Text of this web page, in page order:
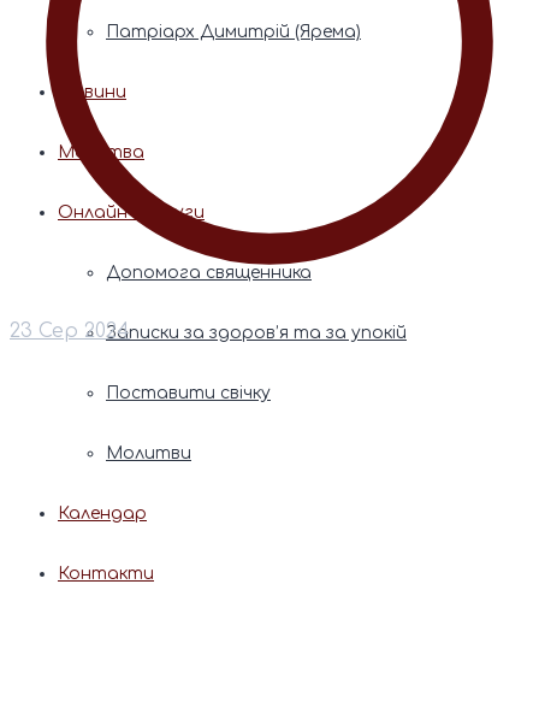
Патріарх Димитрій (Ярема)
Новини
Молитва
Онлайн послуги
Допомога священника
Записки за здоров’я та за упокій
Поставити свічку
Молитви
Календар
Контакти
23 Сер 2024